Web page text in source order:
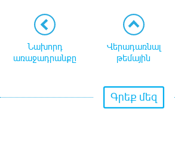
Նախորդ
առաջադրանքը
Վերադառնալ
թեմային
Գրեք մեզ